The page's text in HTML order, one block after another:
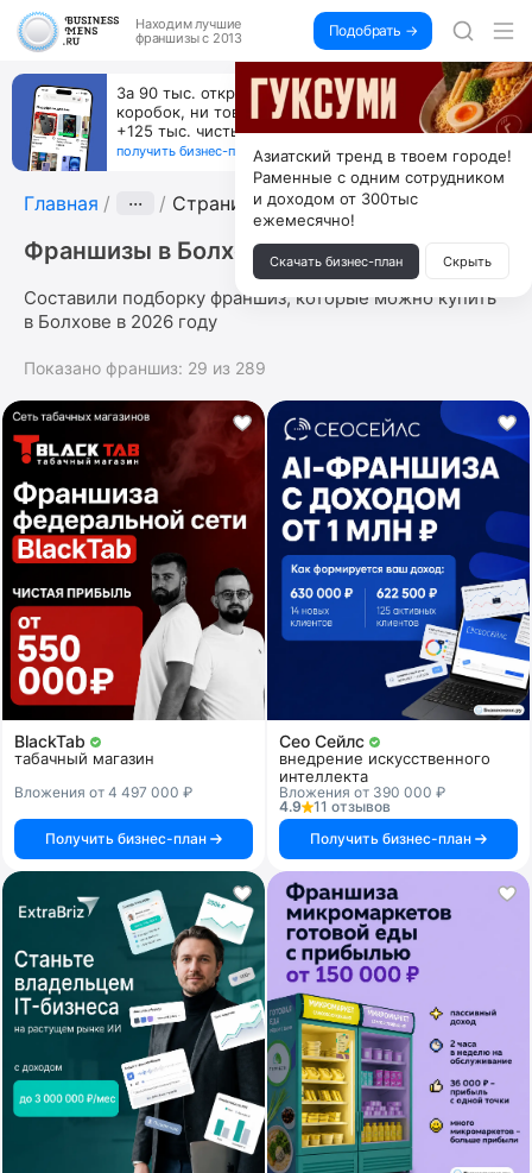
Находим лучшие
франшизы с 2013
Подобрать →
За 90 тыс. открой магазин на Авито, дома ни
коробок, ни товара, ни склада, зато каждый месяц
+125 тыс. чистыми
получить бизнес-план ↓
Главная ··· Страница 2
Франшизы в Болхове
Составили подборку франшиз, которые можно купить
в Болхове в 2026 году
Показано франшиз: 29 из 289
BlackTab
табачный магазин
Вложения от 4 497 000 ₽
Получить бизнес-план
Сео Сейлс
внедрение искусственного
интеллекта
Вложения от 390 000 ₽
4.9
11 отзывов
Получить бизнес-план
Азиатский тренд в твоем городе!
Раменные с одним сотрудником
и доходом от 300тыс
ежемесячно!
Скачать бизнес-план Скрыть